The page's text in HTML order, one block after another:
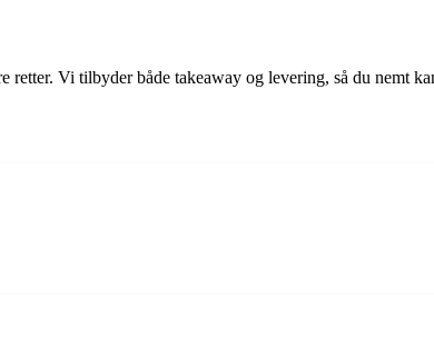
Vi tilbyder både takeaway og levering, så du nemt